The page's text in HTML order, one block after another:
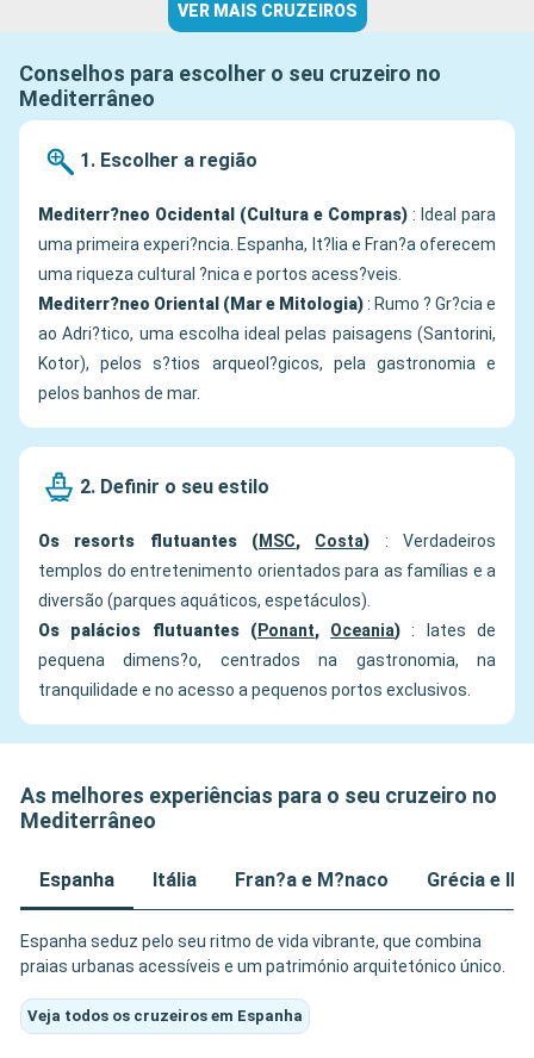
VER MAIS CRUZEIROS
Conselhos para escolher o seu cruzeiro no
Mediterrâneo
1. Escolher a região
Mediterr?neo Ocidental (Cultura e Compras) : Ideal para
uma primeira experi?ncia. Espanha, It?lia e Fran?a oferecem
uma riqueza cultural ?nica e portos acess?veis.
Mediterr?neo Oriental (Mar e Mitologia): Rumo ? Gr?cia e
ao Adri?tico, uma escolha ideal pelas paisagens (Santorini,
Kotor), pelos s?tios arqueol?gicos, pela gastronomia e
pelos banhos de mar.
2. Definir o seu estilo
Os resorts flutuantes (MSC, Costa) : Verdadeiros
templos do entretenimento orientados para as famílias e a
diversão (parques aquáticos, espetáculos).
Os palácios flutuantes (Ponant, Oceania) : Iates de
pequena dimens?o, centrados na gastronomia, na
tranquilidade e no acesso a pequenos portos exclusivos.
As melhores experiências para o seu cruzeiro no
Mediterrâneo
Espanha Itália Fran?a e M?naco Grécia e
Espanha seduz pelo seu ritmo de vida vibrante, que combina
praias urbanas acessíveis e um património arquitetónico único.
Veja todos os cruzeiros em Espanha